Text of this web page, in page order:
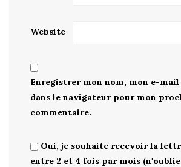
Website
Enregistrer mon nom, mon e-
dans le navigateur pour mon
commentaire.
Oui, je souhaite recevoir la
entre 2 et 4 fois par mois